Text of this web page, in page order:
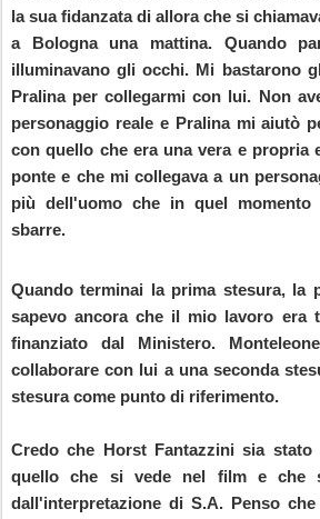
la sua fidanzata di allora che si
a Bologna una mattina. Quando
illuminavano gli occhi. Mi bastarono
Pralina per collegarmi con lui. Non
personaggio reale e Pralina mi aiutò
con quello che era una vera e propria
ponte e che mi collegava a un
più dell'uomo che in quel
sbarre.
Quando terminai la prima stesura, la
sapevo ancora che il mio lavoro era
finanziato dal Ministero.
collaborare con lui a una seconda
stesura come punto di riferimento.
Credo che Horst Fantazzini sia
quello che si vede nel film e che
dall'interpretazione di S.A. Penso